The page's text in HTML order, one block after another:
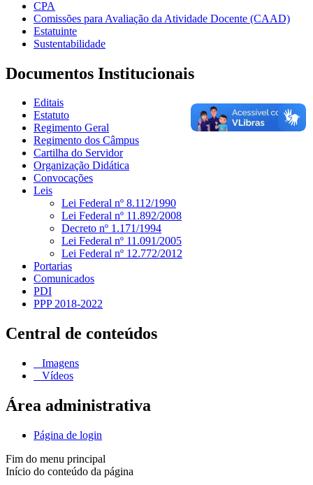
CPA
Comissões para Avaliação da Atividade Docente (CAAD)
Estatuinte
Sustentabilidade
Documentos Institucionais
Editais
Estatuto
Regimento Geral
Regimento dos Câmpus
Cartilha do Servidor
Organização Didática
Convocações
Leis
Lei Federal nº 8.112/1990
Lei Federal nº 11.892/2008
Decreto nº 1.171/1994
Lei Federal nº 11.091/2005
Lei Federal nº 12.772/2012
Portarias
Comunicados
PDI
PPP 2018-2022
Central de conteúdos
Imagens
Vídeos
Área administrativa
Página de login
Fim do menu principal
Início do conteúdo da página